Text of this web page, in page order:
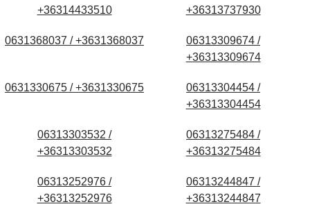
+36314433510
+36313737930
0631368037 / +3631368037
06313309674 /
+36313309674
0631330675 / +3631330675
06313304454 /
+36313304454
06313303532 /
+36313303532
06313275484 /
+36313275484
06313252976 /
+36313252976
06313244847 /
+36313244847